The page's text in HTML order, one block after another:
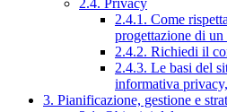
2.4.1. Come
progettazione di
2.4.2. Richiedi il
2.4.3. Le basi del
informativa
3. Pianificazione, gestione e